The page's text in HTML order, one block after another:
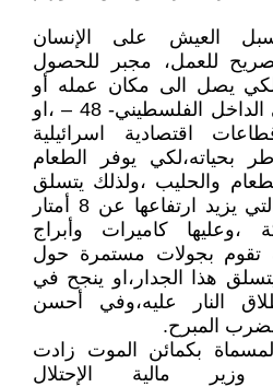
العيش على الإنسان
للعمل، مجبر للحصول
لكي يصل الى مكان عمله أو
وظيفته في القدس او في الداخل الفلسطيني- 48 – ،او
اقتصادية اسرائيلية
بحياته،لكي يوفر الطعام
والحليب ،ولذلك يتسلق
جدران الفصل العنصري التي يزيد ارتفاعها عن 8 أمتار
كاميرات وأبراج
تقوم بجولات مستمرة حول
هذا الجدار،او ينجح في
النار عليه،وفي أحسن
المبرح.
بكمائن الموت زادت
مالية الإحتلال